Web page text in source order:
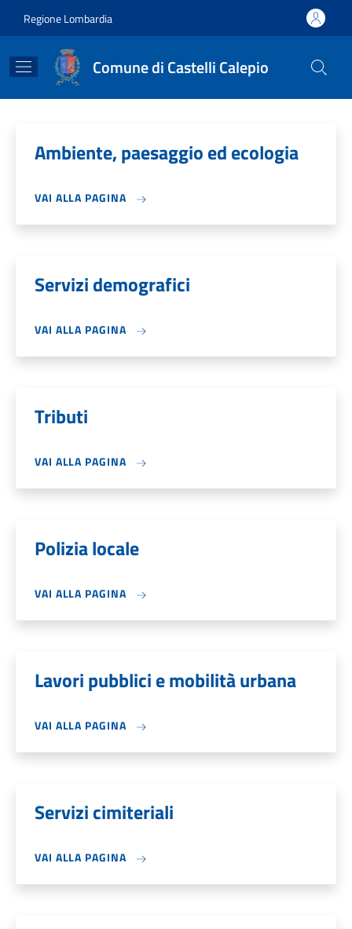
Regione Lombardia
Comune di Castelli Calepio
Ambiente, paesaggio ed ecologia
VAI ALLA PAGINA
Servizi demografici
VAI ALLA PAGINA
Tributi
VAI ALLA PAGINA
Polizia locale
VAI ALLA PAGINA
Lavori pubblici e mobilità urbana
VAI ALLA PAGINA
Servizi cimiteriali
VAI ALLA PAGINA